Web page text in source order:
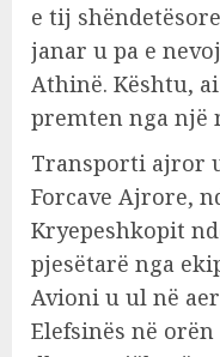
e tij
janar u pa e
Athinë. Kështu,
premten nga një
Transporti ajror
Forcave Ajrore,
Kryepeshkopit
pjesëtarë nga
Avioni u ul në
Elefsinës në